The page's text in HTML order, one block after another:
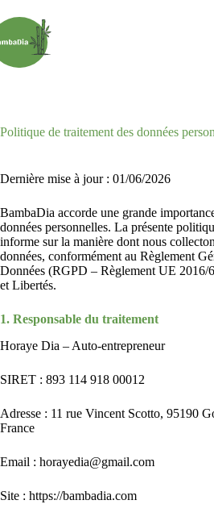
Politique de traitement des données
Dernière mise à jour : 01/06/2026
BambaDia accorde une grande
données personnelles. La présente
informe sur la manière dont nous
données, conformément au Règlement
Données (RGPD – Règlement UE 2016/
et Libertés.
1. Responsable du traitement
Horaye Dia – Auto-entrepreneur
SIRET : 893 114 918 00012
Adresse : 11 rue Vincent Scotto, 95190
France
Email : horayedia@gmail.com
Site : https://bambadia.com